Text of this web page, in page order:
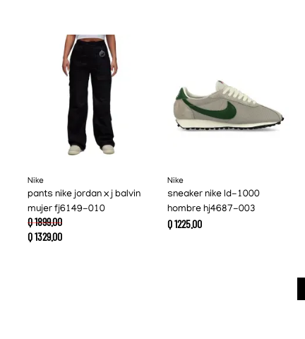
Nike
pants nike jordan x j balvin
mujer fj6149-010
Q1899.00
Q1329.00
Nike
sneaker nike ld-1000
hombre hj4687-003
Q122500